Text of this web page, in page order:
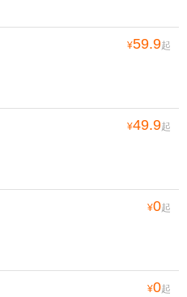
¥59.9起
¥49.9起
¥0起
¥0起